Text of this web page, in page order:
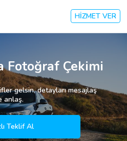
HİZMET VER
Fotoğraf Çekimi
gelsin, detayları mesajlaş
anlaş.
Teklif Al